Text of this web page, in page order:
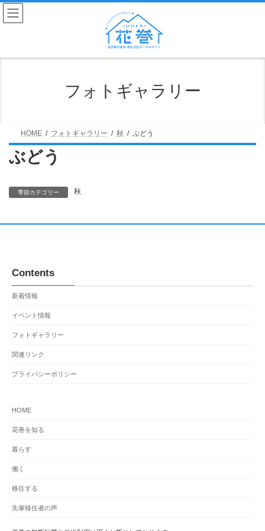
コ
ン
テ
へ
ナ
ビ
ゲ
ョ
フォトギャラリー
HOME フォトギャラリー 秋 ぶどう
ぶどう
季節カテゴリー 秋
Contents
HOME
花巻を知る
暮らす
働く
移住する
先輩移住者の声
新着情報
イベント情報
フォトギャラリー
関連リンク
プライバシーポリシー